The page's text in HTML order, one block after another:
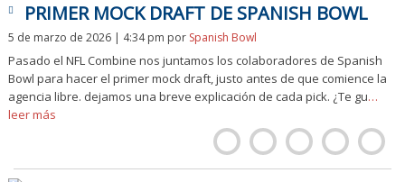
PRIMER MOCK DRAFT DE SPANISH BOWL
5 de marzo de 2026 | 4:34 pm por Spanish Bowl
Pasado el NFL Combine nos juntamos los colaboradores de Spanish
Bowl para hacer el primer mock draft, justo antes de que comience la
agencia libre. dejamos una breve explicación de cada pick. ¿Te gu…
leer más